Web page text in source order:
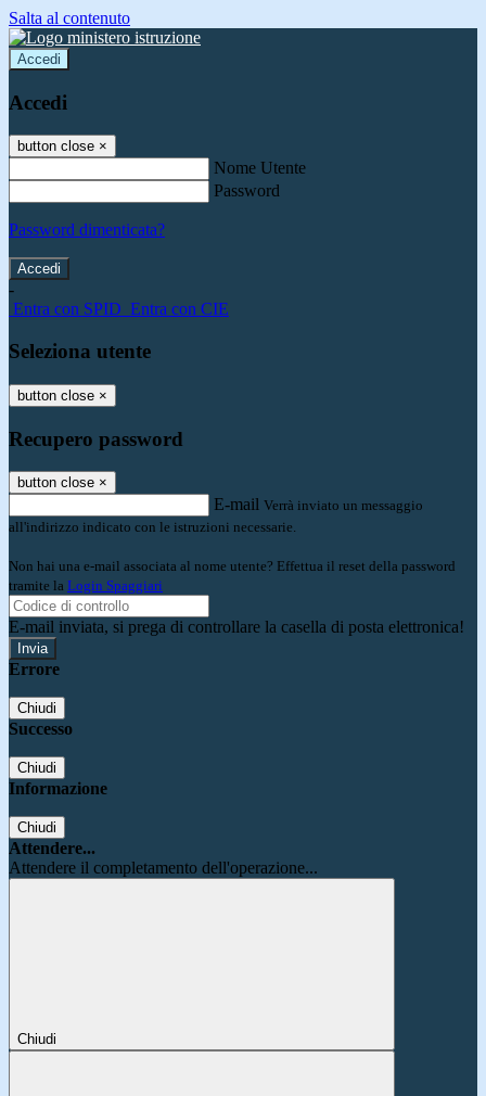
Salta al contenuto
Accedi
Accedi
button close ×
Nome Utente
Password
Password dimenticata?
-
Entra con SPID Entra con CIE
Seleziona utente
button close ×
Recupero password
button close ×
E-mail Verrà inviato un messaggio
all'indirizzo indicato con le istruzioni necessarie.
Non hai una e-mail associata al nome utente? Effettua il reset della password
tramite la Login Spaggiari
E-mail inviata, si prega di controllare la casella di posta elettronica!
Errore
Chiudi
Successo
Chiudi
Informazione
Chiudi
Attendere...
Attendere il completamento dell'operazione...
Chiudi